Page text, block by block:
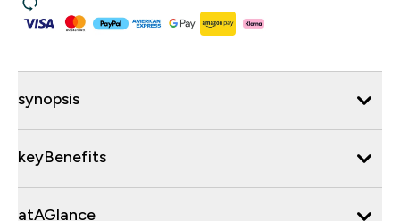
synopsis
keyBenefits
atAGlance